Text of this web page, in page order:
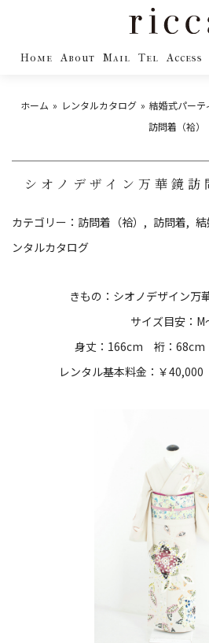
Home About Mail Tel Access
ホーム レンタルカタログ
結婚式パーテ
訪問着（袷）
シオノデザイン万華鏡訪
カテゴリー： 訪問着（袷） 訪問着
ンタルカタログ
きもの：シオノデザイン万
サイズ目安：M
身丈：166cm 裄：
レンタル基本料金：￥40,000